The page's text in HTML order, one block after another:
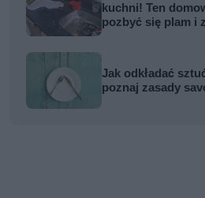
kuchni! Ten
pozbyć się plam i
Jak odkładać
poznaj zasady